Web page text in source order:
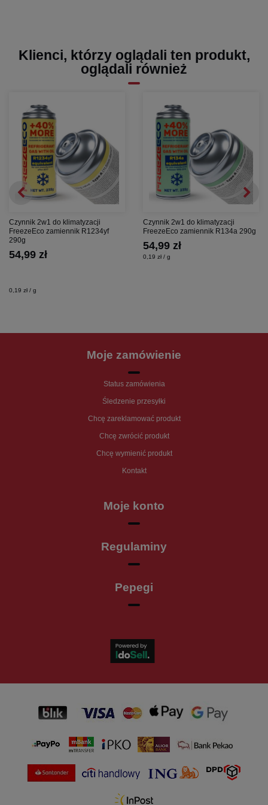
Klienci, którzy oglądali ten produkt,
oglądali również
Czynnik 2w1 do klimatyzacji
FreezeEco zamiennik R1234yf
290g
54,99 zł
0,19 zł / g
Czynnik 2w1 do klimatyzacji
FreezeEco zamiennik R134a 290g
54,99 zł
0,19 zł / g
Moje zamówienie
Status zamówienia
Śledzenie przesyłki
Chcę zareklamować produkt
Chcę zwrócić produkt
Chcę wymienić produkt
Kontakt
Moje konto
Regulaminy
Pepegi